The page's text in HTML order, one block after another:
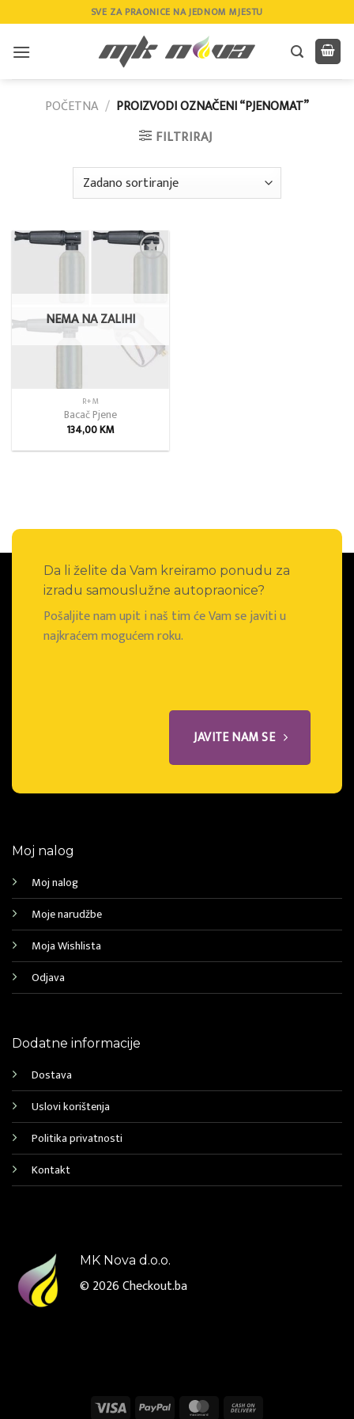
to
content
SVE ZA PRAONICE NA JEDNOM MJESTU
POČETNA / PROIZVODI OZNAČENI “PJENOMAT”
FILTRIRAJ
NEMA NA ZALIHI
R+M
Bacač Pjene
134,00KM
Da li želite da Vam kreiramo ponudu za
izradu samouslužne autopraonice?
Pošaljite nam upit i naš tim će Vam se javiti u
najkraćem mogućem roku.
JAVITE NAM SE
Moj nalog
Moj nalog
Moje narudžbe
Moja Wishlista
Odjava
Dodatne informacije
Dostava
Uslovi korištenja
Politika privatnosti
Kontakt
MK Nova d.o.o.
© 2026Checkout.ba